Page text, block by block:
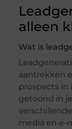
alleen
Wat is
aantrekken
prospects in
getoond in
media en e-